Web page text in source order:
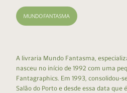
A livraria Mundo Fantasma,
nasceu no início de 1992 com uma
Fantagraphics. Em 1993, consolidou-
Salão do Porto e desde essa data que